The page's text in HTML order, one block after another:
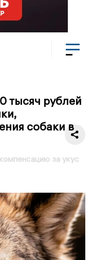
тысяч рублей
собаки в
за укус